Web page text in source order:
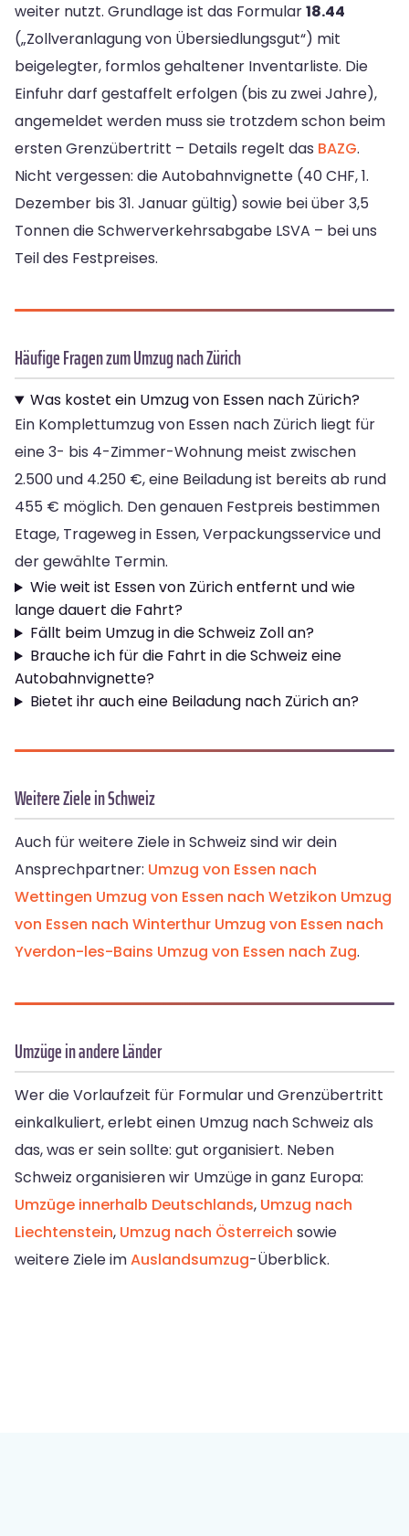
weiter nutzt. Grundlage ist das Formular18.44
(„Zollveranlagung von Übersiedlungsgut“) mit
beigelegter, formlos gehaltener Inventarliste. Die
Einfuhr darf gestaffelt erfolgen (bis zu zwei Jahre),
angemeldet werden muss sie trotzdem schon beim
ersten Grenzübertritt – Details regelt das BAZG.
Nicht vergessen: die Autobahnvignette (40 CHF, 1.
Dezember bis 31. Januar gültig) sowie bei über 3,5
Tonnen die Schwerverkehrsabgabe LSVA – bei uns
Teil des Festpreises.
Häufige Fragen zum Umzug nach Zürich
Was kostet ein Umzug von Essen nach Zürich?
Ein Komplettumzug von Essen nach Zürich liegt für
eine 3- bis 4-Zimmer-Wohnung meist zwischen
2.500 und 4.250 €, eine Beiladung ist bereits ab rund
455 € möglich. Den genauen Festpreis bestimmen
Etage, Trageweg in Essen, Verpackungsservice und
der gewählte Termin.
Wie weit ist Essen von Zürich entfernt und wie
lange dauert die Fahrt?
Fällt beim Umzug in die Schweiz Zoll an?
Brauche ich für die Fahrt in die Schweiz eine
Autobahnvignette?
Bietet ihr auch eine Beiladung nach Zürich an?
Weitere Ziele in Schweiz
Auch für weitere Ziele in Schweiz sind wir dein
Ansprechpartner: Umzug von Essen nach
Wettingen Umzug von Essen nach Wetzikon Umzug
von Essen nach Winterthur Umzug von Essen nach
Yverdon-les-Bains Umzug von Essen nach Zug.
Umzüge in andere Länder
Wer die Vorlaufzeit für Formular und Grenzübertritt
einkalkuliert, erlebt einen Umzug nach Schweiz als
das, was er sein sollte: gut organisiert. Neben
Schweiz organisieren wir Umzüge in ganz Europa:
Umzüge innerhalb Deutschlands, Umzug nach
Liechtenstein, Umzug nach Österreich sowie
weitere Ziele imAuslandsumzug-Überblick.